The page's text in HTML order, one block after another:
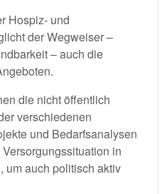
Hospiz- und
der Wegweiser –
– auch die
die nicht öffentlich
verschiedenen
und Bedarfsanalysen
in
um auch politisch aktiv